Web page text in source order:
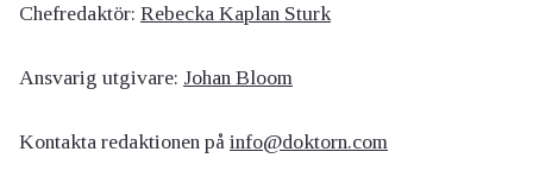
Chefredaktör: Rebecka Kaplan Sturk
Ansvarig utgivare: Johan Bloom
Kontakta redaktionen på info@doktorn.com